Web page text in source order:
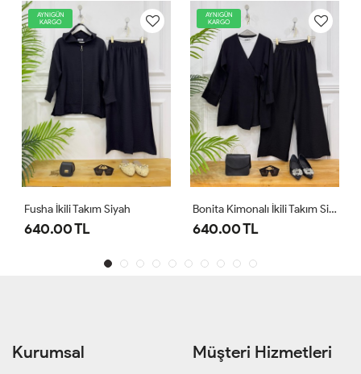
AYNIGÜN
KARGO
640.00 TL
YENİ
AYNIGÜN
KARGO
Comfor Ikili Takım Ekru
1,100.00 TL
Kurumsal Müşteri Hizmetleri